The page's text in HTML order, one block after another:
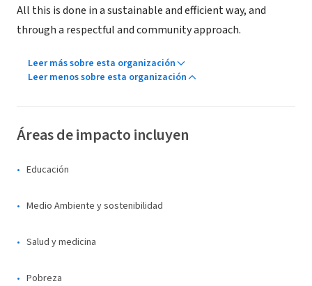
All this is done in a sustainable and efficient way, and
through a respectful and community approach.
Leer más sobre esta organización
Leer menos sobre esta organización
Áreas de impacto incluyen
Educación
Medio Ambiente y sostenibilidad
Salud y medicina
Pobreza